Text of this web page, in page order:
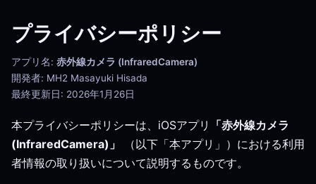
プライバシーポリシー
アプリ名: 赤外線カメラ (InfraredCamera)
開発者: MH2 Masayuki Hisada
最終更新日: 2026年1月26日
本プライバシーポリシーは、iOSアプリ
「赤外線カメラ
(InfraredCamera)」
（以下「本アプリ」）における利用
者情報の取り扱いについて説明するものです。